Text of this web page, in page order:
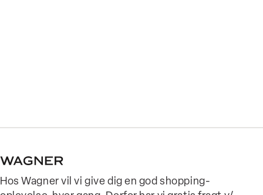
Hos Wagner vil vi give dig en god shopping-